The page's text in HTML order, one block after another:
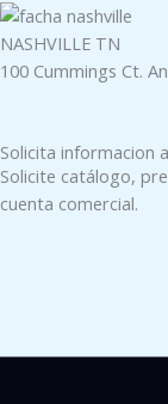
NASHVILLE TN
100 Cummings Ct.
Solicita informacion
Solicite catálogo,
cuenta comercial.